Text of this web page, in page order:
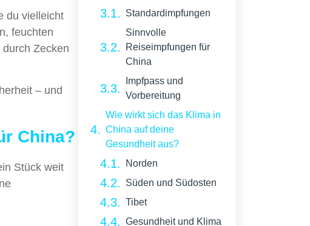
du vielleicht
feuchten
Zecken
– und
China?
Stück weit
Standardimpfungen
Sinnvolle
Reiseimpfungen für
China
Impfpass und
Vorbereitung
Wie wirkt sich das Klima in
China auf deine
Gesundheit aus?
Norden
Süden und Südosten
Tibet
Gesundheit und Klima